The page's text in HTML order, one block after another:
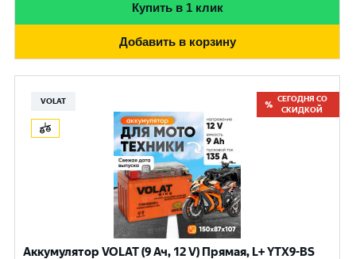
Купить в 1 клик
Добавить в корзину
VOLAT
СЕГОДНЯ СО
СКИДКОЙ
Аккумулятор VOLAT (9 Ач, 12 V) Прямая, L+ YTX9-BS